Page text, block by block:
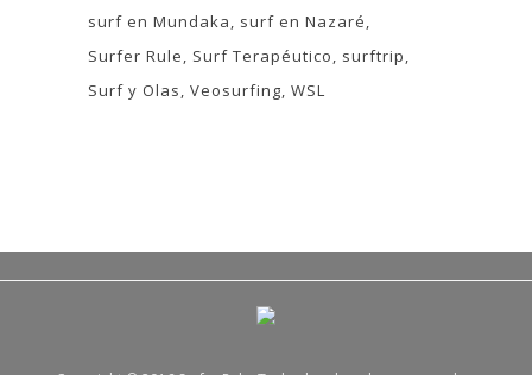
surf en Mundaka
surf en Nazaré
Surfer Rule
Surf Terapéutico
surftrip
Surf y Olas Veosurfing WSL